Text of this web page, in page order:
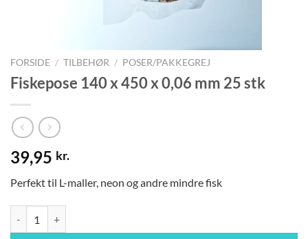
FORSIDE / TILBEHØR / POSER/PAKKEGREJ
Fiskepose 140 x 450 x 0,06 mm 25 stk
39,95 kr.
Perfekt til L-maller, neon og andre mindre fisk